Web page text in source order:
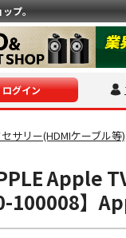
プ。
ログイン
サリー(HDMIケーブル等)
Apple
100008】